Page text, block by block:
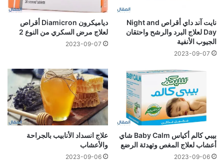
نايت آند داي أقراص Night and
Day لعلاج البرد والرشح واحتقان
الجيوب الأنفية
2023-09-07
دياميكرون Diamicron أقراص
لعلاج مرض السكري من النوع 2
2023-09-07
بيبي كالم أكياس Baby Calm شاي
أعشاب لعلاج المغص وتهدئة الرضع
2023-09-06
علاج انسداد الأنابيب بالجراحة
والأعشاب
2023-09-06